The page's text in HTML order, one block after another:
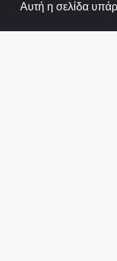
Αυτή η σελίδα